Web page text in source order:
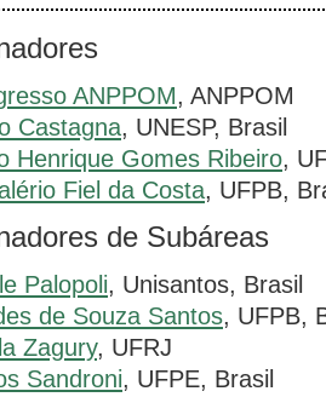
ANPPOM, ANPPOM
Castagna, UNESP, Brasil
Henrique Gomes Ribeiro,
Fiel da Costa, UFPB,
de Subáreas
Palopoli, Unisantos, Brasil
de Souza Santos, UFPB,
Zagury, UFRJ
Sandroni, UFPE, Brasil